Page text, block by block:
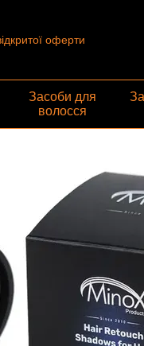
оферти
Засоби для
волосся